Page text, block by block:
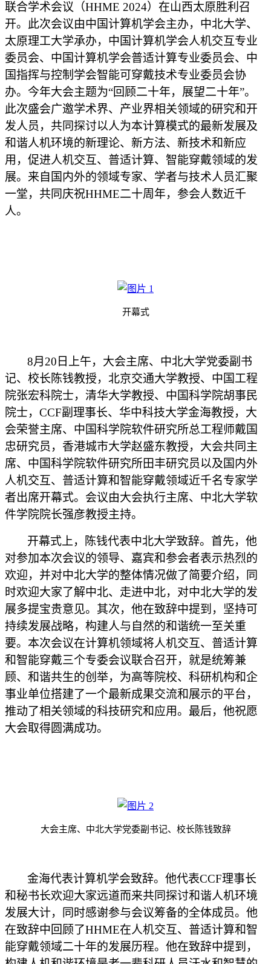
联合学术会议（HHME 2024）在山西太原胜利召
开。此次会议由中国计算机学会主办，中北大学、
太原理工大学承办， 中国计算机学会人机交互专业
委员会、中国计算机学会普适计算专业委员会、中
国指挥与控制学会智能可穿戴技术专业委员会协
办。今年大会主题为“回顾二十年，展望二十年”。
此次盛会广邀学术界、产业界相关领域的研究和开
发人员，共同探讨以人为本计算模式的最新发展及
和谐人机环境的新理论、新方法、新技术和新应
用，促进人机交互、普适计算、智能穿戴领域的发
展。来自国内外的领域专家、学者与技术人员汇聚
一堂，共同庆祝HHME二十周年，参会人数近千
人。
开幕式
8月20 日上午， 大会主席、中北大学党委副书
记、校长陈钱教授， 北京交通大学教授、 中国工程
院张宏科院士， 清华大学教授、 中国科学院胡事民
院士， CCF副理事长、华中科技大学金海教授，大
会荣誉主席、中国科学院软件研究所总工程师戴国
忠研究员，香港城市大学赵盛东教授， 大会共同 主
席、中国科学院软件研究所田丰研究员以及国内外
人机交互、普适计算和智能穿戴领域近千名专家学
者出席开幕式。会议由大会执行主席、 中北大学软
件学院院长强彦教授主持。
开幕式上，陈钱代表中北大学致辞。首先，他
对参加本次会议的领导、嘉宾和参会者表示热烈的
欢迎，并对中北大学的整体情况做了简要介绍，同
时欢迎大家了解中北、走进中北，对中北大学的发
展多提宝贵意见。其次，他在致辞中提到，坚持可
持续发展战略，构建人与自然的和谐统一至关重
要。本次会议在计算机领域将人机交互、普适计算
和智能穿戴三个专委会议联合召开，就是统筹兼
顾、和谐共生的创举，为高等院校、科研机构和企
事业单位搭建了一个最新成果交流和展示的平台，
推动了相关领域的科技研究和应用。最后，他祝愿
大会取得圆满成功。
大会主席、中北大学党委副书记、校长陈钱致辞
金海代表计算机学会致辞。他代表CCF理事长
和秘书长欢迎大家远道而来共同探讨和谐人机环境
发展大计，同时感谢参与会议筹备的全体成员。他
在致辞中回顾了HHME在人机交互、普适计算和智
能穿戴领域二十年的发展历程。他在致辞中提到，